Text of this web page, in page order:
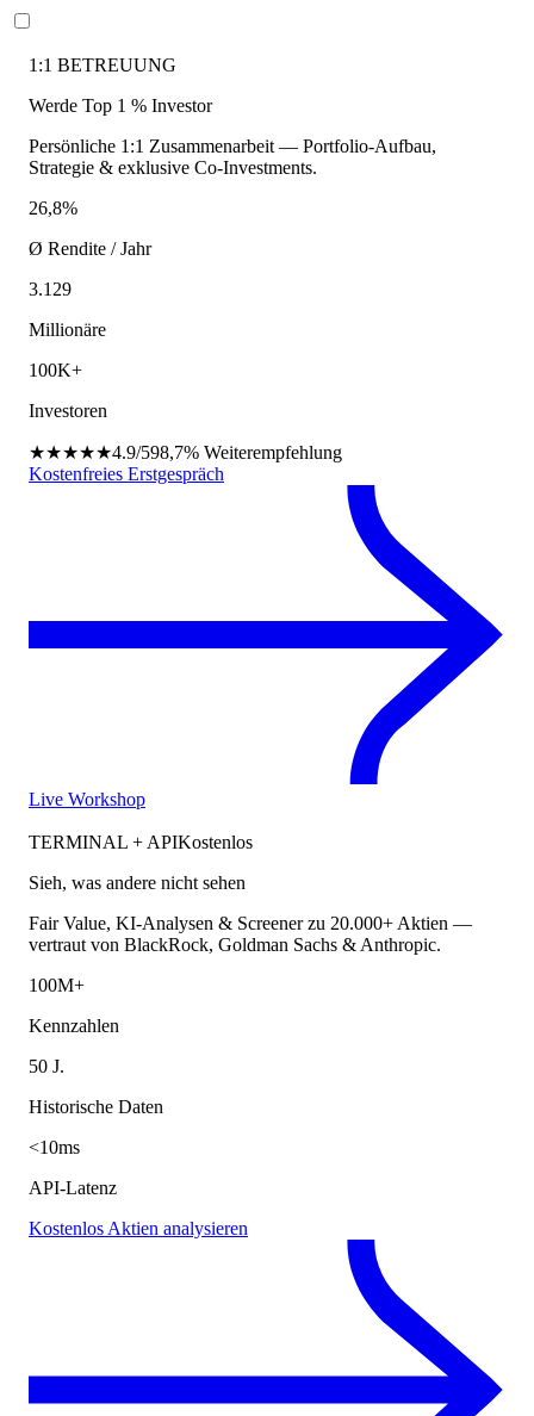
1:1 BETREUUNG
Werde Top 1 % Investor
Persönliche 1:1 Zusammenarbeit — Portfolio-Aufbau,
Strategie & exklusive Co-Investments.
26,8%
Ø Rendite / Jahr
3.129
Millionäre
100K+
Investoren
★★★★★4.9/598,7% Weiterempfehlung
Kostenfreies Erstgespräch
Live Workshop
TERMINAL + APIKostenlos
Sieh, was andere nicht sehen
Fair Value, KI-Analysen & Screener zu 20.000+ Aktien —
vertraut von BlackRock, Goldman Sachs & Anthropic.
100M+
Kennzahlen
50 J.
Historische Daten
<10ms
API-Latenz
Kostenlos Aktien analysieren